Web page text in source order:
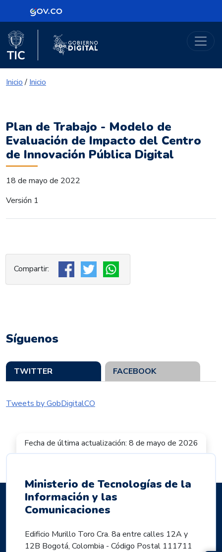
Logo Gobierno de Colombia
Portal Gobierno Digital
Logo del Ministerio TIC
Inicio/ Inicio
Plan de Trabajo - Modelo de
Evaluación de Impacto del Centro
de Innovación Pública Digital
18 de mayo de 2022
Versión 1
Síguenos
TWITTER FACEBOOK
Tweets by GobDigitalCO
Fecha de última actualización: 8 de mayo de 2026
Ministerio de Tecnologías de la
Información y las
Comunicaciones
Edificio Murillo Toro Cra. 8a entre calles 12A y
12B Bogotá, Colombia - Código Postal 111711